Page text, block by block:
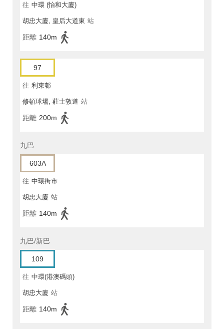
往 中環 (怡和大廈)
胡忠大廈, 皇后大道東 站
距離 140m
97
往 利東邨
修頓球場, 莊士敦道 站
距離 200m
九巴
603A
往 中環街市
胡忠大廈 站
距離 140m
九巴/新巴
109
往 中環(港澳碼頭)
胡忠大廈 站
距離 140m